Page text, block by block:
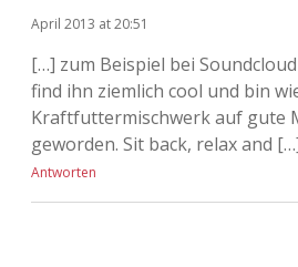
April 2013 at 20:51
[…] zum Beispiel bei
find ihn ziemlich cool und bin
Kraftfuttermischwerk auf gute
geworden. Sit back, relax and
Antworten